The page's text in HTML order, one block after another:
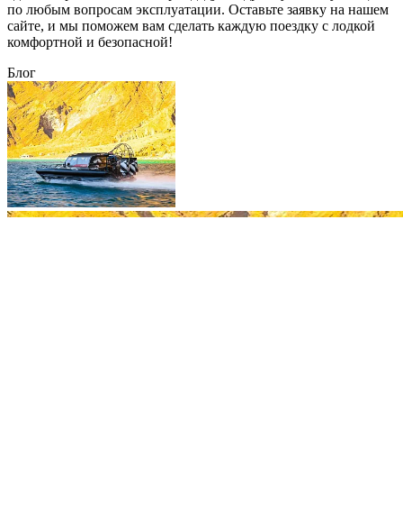
по любым вопросам эксплуатации. Оставьте заявку на нашем
сайте, и мы поможем вам сделать каждую поездку с лодкой
комфортной и безопасной!
Блог